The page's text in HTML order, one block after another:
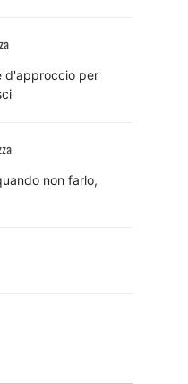
d'approccio per
non farlo,